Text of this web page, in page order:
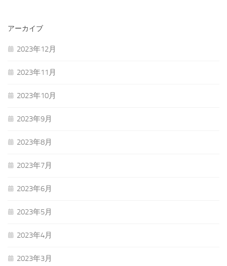
アーカイブ
2023年12月
2023年11月
2023年10月
2023年9月
2023年8月
2023年7月
2023年6月
2023年5月
2023年4月
2023年3月